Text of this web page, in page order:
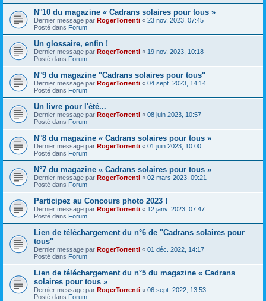
N°10 du magazine « Cadrans solaires pour tous »
Dernier message par RogerTorrenti « 23 nov. 2023, 07:45
Posté dans Forum
Un glossaire, enfin !
Dernier message par RogerTorrenti « 19 nov. 2023, 10:18
Posté dans Forum
N°9 du magazine "Cadrans solaires pour tous"
Dernier message par RogerTorrenti « 04 sept. 2023, 14:14
Posté dans Forum
Un livre pour l'été...
Dernier message par RogerTorrenti « 08 juin 2023, 10:57
Posté dans Forum
N°8 du magazine « Cadrans solaires pour tous »
Dernier message par RogerTorrenti « 01 juin 2023, 10:00
Posté dans Forum
N°7 du magazine « Cadrans solaires pour tous »
Dernier message par RogerTorrenti « 02 mars 2023, 09:21
Posté dans Forum
Participez au Concours photo 2023 !
Dernier message par RogerTorrenti « 12 janv. 2023, 07:47
Posté dans Forum
Lien de téléchargement du n°6 de "Cadrans solaires pour
tous"
Dernier message par RogerTorrenti « 01 déc. 2022, 14:17
Posté dans Forum
Lien de téléchargement du n°5 du magazine « Cadrans
solaires pour tous »
Dernier message par RogerTorrenti « 06 sept. 2022, 13:53
Posté dans Forum